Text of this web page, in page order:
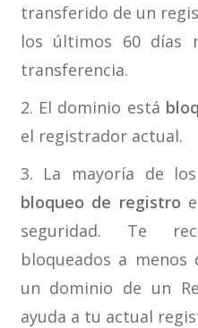
transferido de un
los últimos 60 días
transferencia.
2. El dominio está
el registrador actual.
3. La mayoría de
bloqueo de registro
seguridad. Te
bloqueados a
un dominio de un
ayuda a tu actual